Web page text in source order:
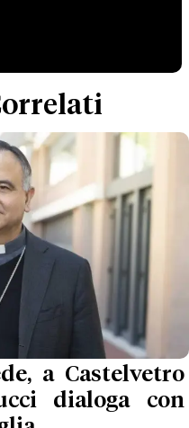
a Castelvetro
dialoga con